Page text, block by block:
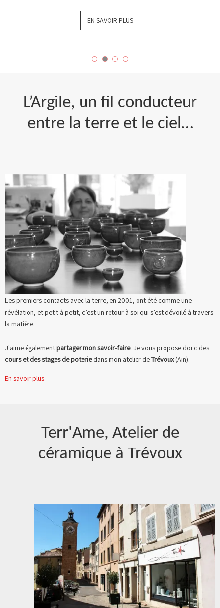
EN SAVOIR PLUS
L’Argile, un fil conducteur
entre la terre et le ciel…
Les premiers contacts avec la terre, en 2001, ont été comme une
révélation, et petit à petit, c’est un retour à soi qui s’est dévoilé à travers
la matière.
J'aime égalementpartager mon savoir-faire. Je vous propose donc des
cours et des stages de poteriedans mon atelier deTrévoux(Ain).
En savoir plus
Terr'Ame, Atelier de
céramique à Trévoux